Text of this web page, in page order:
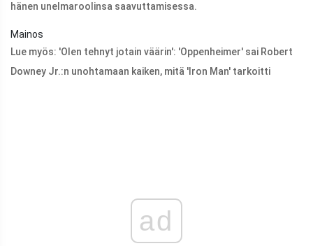
hänen unelmaroolinsa saavuttamisessa.
Mainos
Lue myös: 'Olen tehnyt jotain väärin': 'Oppenheimer' sai Robert
Downey Jr.:n unohtamaan kaiken, mitä 'Iron Man' tarkoitti
ad